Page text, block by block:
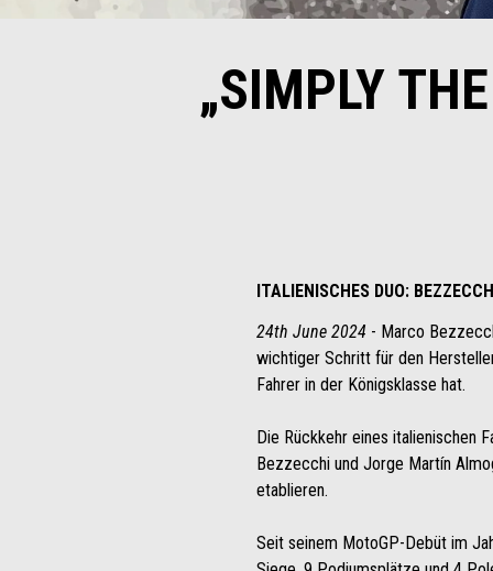
„SIMPLY
ITALIENISCHES DUO:
24th June 2024 - Marco
wichtiger Schritt für den
Fahrer in der Königsklasse hat.
Die Rückkehr eines italienischen
Bezzecchi und Jorge Martín
etablieren.
Seit seinem MotoGP-Debüt im